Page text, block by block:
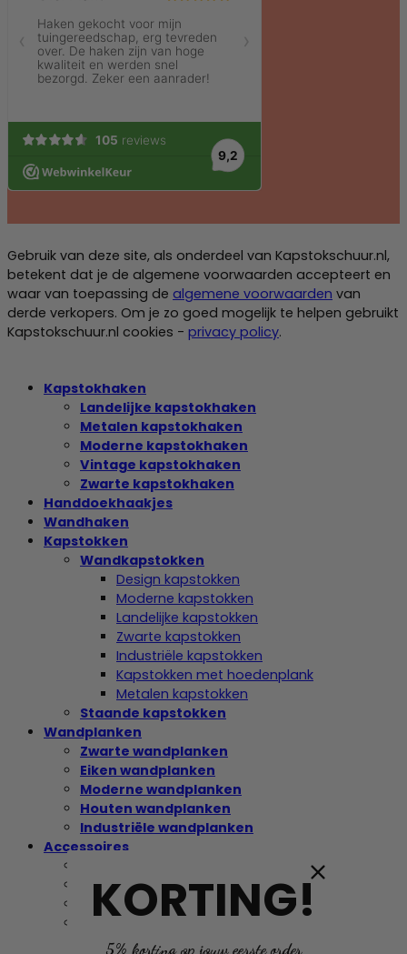
Gebruik van deze site, als onderdeel van Kapstokschuur.nl,
betekent dat je de algemene voorwaarden accepteert en
waar van toepassing de algemene voorwaarden van
derde verkopers. Om je zo goed mogelijk te helpen gebruikt
Kapstokschuur.nl cookies - privacy policy.
Kapstokhaken
Landelijke kapstokhaken
Metalen kapstokhaken
Moderne kapstokhaken
Vintage kapstokhaken
Zwarte kapstokhaken
Handdoekhaakjes
Wandhaken
Kapstokken
Wandkapstokken
Design kapstokken
Moderne kapstokken
Landelijke kapstokken
Zwarte kapstokken
Industriële kapstokken
Kapstokken met hoedenplank
Metalen kapstokken
Staande kapstokken
Wandplanken
Zwarte wandplanken
Eiken wandplanken
Moderne wandplanken
Houten wandplanken
Industriële wandplanken
Accessoires
Kledinghangers
Paraplubakken
KORTING!
5% korting op jouw eerste order